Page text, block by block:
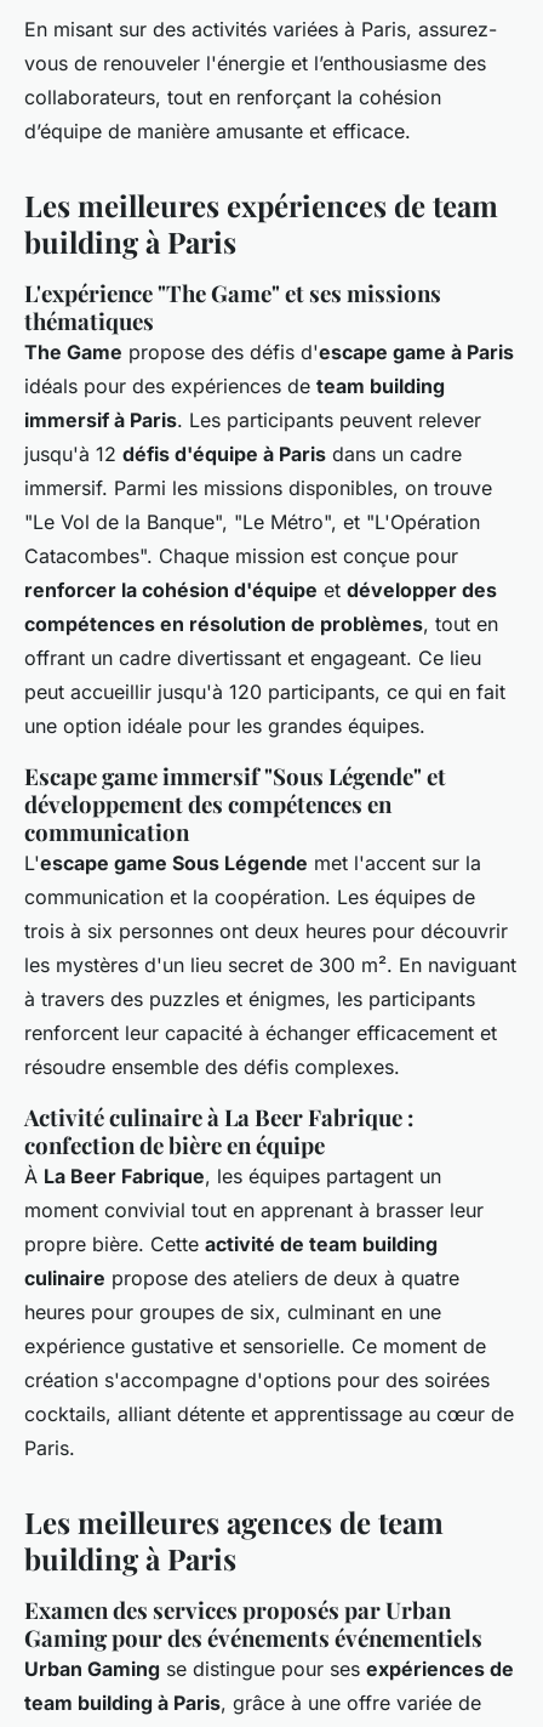
En misant sur des activités variées à Paris, assurez-
vous de renouveler l'énergie et l’enthousiasme des
collaborateurs, tout en renforçant la cohésion
d’équipe de manière amusante et efficace.
Les meilleures expériences de team
building à Paris
L'expérience "The Game" et ses missions
thématiques
The Game propose des défis d'escape game à Paris
idéals pour des expériences de team building
immersif à Paris. Les participants peuvent relever
jusqu'à 12 défis d'équipe à Paris dans un cadre
immersif. Parmi les missions disponibles, on trouve
"Le Vol de la Banque", "Le Métro", et "L'Opération
Catacombes". Chaque mission est conçue pour
renforcer la cohésion d'équipe et développer des
compétences en résolution de problèmes, tout en
offrant un cadre divertissant et engageant. Ce lieu
peut accueillir jusqu'à 120 participants, ce qui en fait
une option idéale pour les grandes équipes.
Escape game immersif "Sous Légende" et
développement des compétences en
communication
L'escape game Sous Légende met l'accent sur la
communication et la coopération. Les équipes de
trois à six personnes ont deux heures pour découvrir
les mystères d'un lieu secret de 300 m². En naviguant
à travers des puzzles et énigmes, les participants
renforcent leur capacité à échanger efficacement et
résoudre ensemble des défis complexes.
Activité culinaire à La Beer Fabrique :
confection de bière en équipe
À La Beer Fabrique, les équipes partagent un
moment convivial tout en apprenant à brasser leur
propre bière. Cette activité de team building
culinaire propose des ateliers de deux à quatre
heures pour groupes de six, culminant en une
expérience gustative et sensorielle. Ce moment de
création s'accompagne d'options pour des soirées
cocktails, alliant détente et apprentissage au cœur de
Paris.
Les meilleures agences de team
building à Paris
Examen des services proposés par Urban
Gaming pour des événements événementiels
Urban Gaming se distingue pour ses expériences de
team building à Paris, grâce à une offre variée de